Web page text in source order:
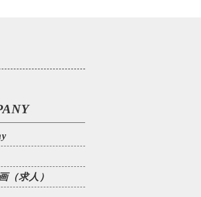
（求人）